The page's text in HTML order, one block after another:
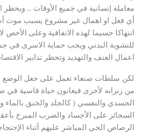
معاملة إنسانية في جميع الأوقات .. ويحظر
أي فعل او اهمال غير مشروع يسبب موت
انتهاكا جسيما لهذه الاتفاقية وعلى الأخص
للتشوية البدني ويجب حماية الاسرى في
اعمال العنف والتهديد وتحظر تدابير
لكن سلطات صنعاء تعمل على جعل الوضع
من زنزانه لأخرى فيعانون حياة قاسية
الجسدي والنفسي ( كالجلد والخنق بالماء
السجائر على الأجساد والضرب المبرح
الرصاص الحي المباشر عليهم أثناء